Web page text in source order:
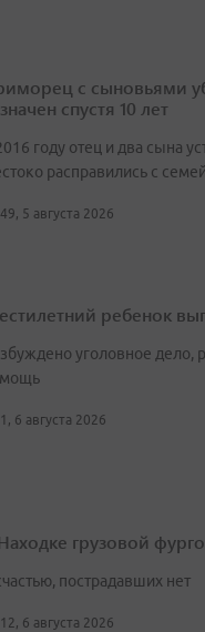
с сыновьями
спустя 10 лет
году отец и два сына
расправились с
5 августа 2026
ребенок
уголовное дело,
6 августа 2026
грузовой
пострадавших нет
6 августа 2026